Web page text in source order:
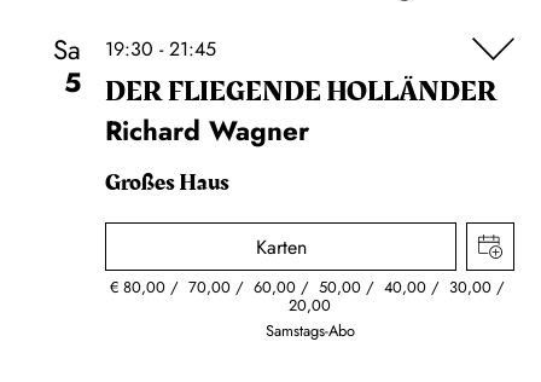
Sa
5
19:30 - 21:45
DER FLIE­GEN­DE HOL­LÄN­DER
Richard Wagner
Großes Haus
Karten
€80,00 70,00 60,00 50,00 40,00 30,00
20,00
Samstags-Abo